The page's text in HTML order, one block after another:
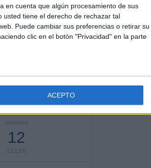
en cuenta que algún procesamiento de sus
tiene el derecho de rechazar tal
Puede cambiar sus preferencias o retirar su
clic en el botón "Privacidad" en la parte
ACEPTO
69 (69.7%)
DOMINGO
12
12.12%